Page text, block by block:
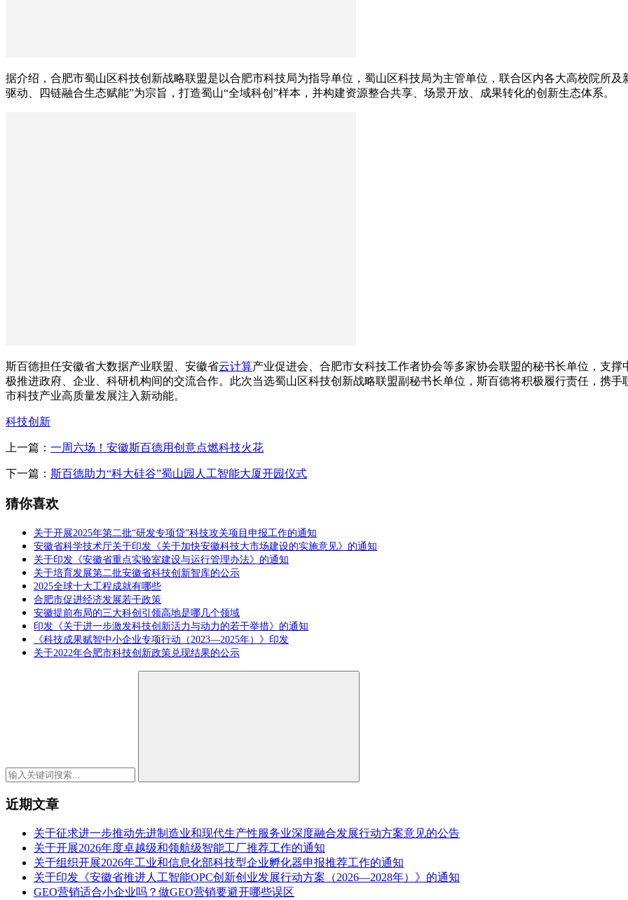
据介绍，合肥市蜀山区科技创新战略联盟是以合肥市科技局为指导单位，蜀山区科技局为主管单位，联合区内各大高校院所
驱动、四链融合生态赋能”为宗旨，打造蜀山“全域科创”样本，并构建资源整合共享、场景开放、成果转化的创新生态体系。
斯百德担任安徽省大数据产业联盟、安徽省云计算产业促进会、合肥市女科技工作者协会等多家协会联盟的秘书长单位，支
极推进政府、企业、科研机构间的交流合作。此次当选蜀山区科技创新战略联盟副秘书长单位，斯百德将积极履行责任，携
市科技产业高质量发展注入新动能。
科技创新
上一篇： 一周六场！安徽斯百德用创意点燃科技火花
下一篇： 斯百德助力“科大硅谷”蜀山园人工智能大厦开园仪式
猜你喜欢
关于开展2025年第二批“研发专项贷”科技攻关项目申报工作的通知
安徽省科学技术厅关于印发《关于加快安徽科技大市场建设的实施意见》的通知
关于印发《安徽省重点实验室建设与运行管理办法》的通知
关于培育发展第二批安徽省科技创新智库的公示
2025全球十大工程成就有哪些
合肥市促进经济发展若干政策
安徽提前布局的三大科创引领高地是哪几个领域
印发《关于进一步激发科技创新活力与动力的若干举措》的通知
《科技成果赋智中小企业专项行动（2023—2025年）》印发
关于2022年合肥市科技创新政策兑现结果的公示
近期文章
关于征求进一步推动先进制造业和现代生产性服务业深度融合发展行动方案意见的公告
关于开展2026年度卓越级和领航级智能工厂推荐工作的通知
关于组织开展2026年工业和信息化部科技型企业孵化器申报推荐工作的通知
关于印发《安徽省推进人工智能OPC创新创业发展行动方案（2026—2028年）》的通知
GEO营销适合小企业吗？做GEO营销要避开哪些误区